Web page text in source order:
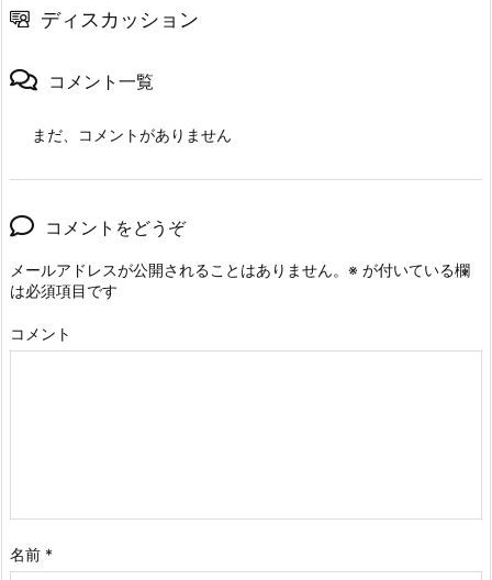
ディスカッション
コメント一覧
まだ、コメントがありません
コメントをどうぞ
メールアドレスが公開されることはありません。 ※ が付いている欄
は必須項目です
コメント
名前 *